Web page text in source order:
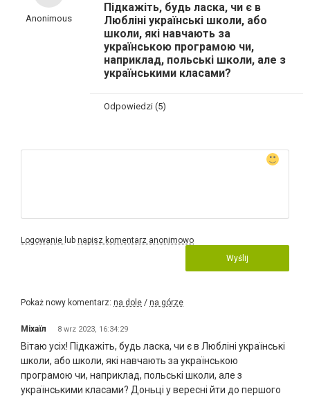
Anonimous
Підкажіть, будь ласка, чи є в
Любліні українські школи, або
школи, які навчають за
українською програмою чи,
наприклад, польські школи, але з
українськими класами?
Odpowiedzi (5)
Logowanie lub napisz komentarz anonimowo
Wyślij
Pokaż nowy komentarz: na dole / na górze
Міхаїл 8 wrz 2023, 16:34:29
Вітаю усіх! Підкажіть, будь ласка, чи є в Любліні українські
школи, або школи, які навчають за українською
програмою чи, наприклад, польські школи, але з
українськими класами? Доньці у вересні йти до першого